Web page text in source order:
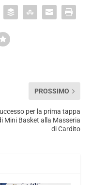
PROSSIMO
per la prima tappa
Mini Basket alla Masseria
di Cardito